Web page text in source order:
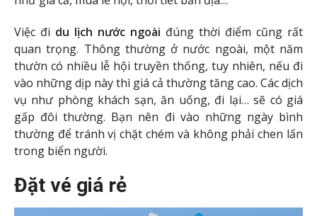
Việc đi du lịch nước ngoài đúng thời điểm cũng rất
quan trọng. Thông thường ở nước ngoài, một năm
thườn có nhiều lễ hội truyền thống, tuy nhiên, nếu đi
vào những dịp này thì giá cả thường tăng cao. Các dịch
vụ như phòng khách sạn, ăn uống, đi lại… sẽ có giá
gấp đôi thường. Bạn nên đi vào những ngày bình
thường để tránh vị chặt chém và không phải chen lấn
trong biển người.
Đặt vé giá rẻ